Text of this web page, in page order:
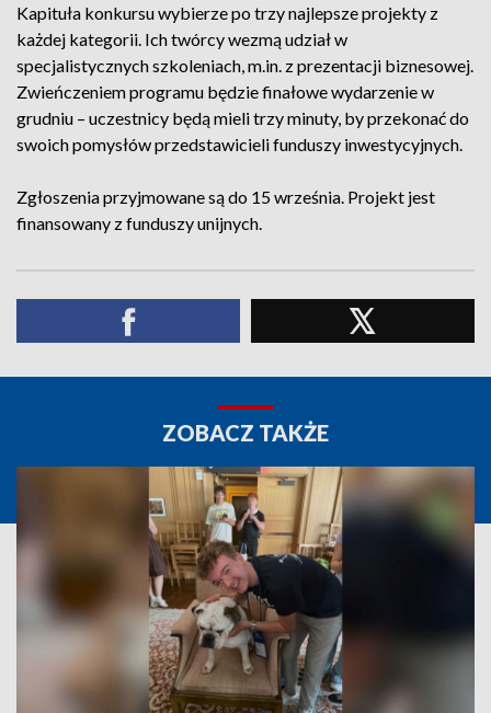
Kapituła konkursu wybierze po trzy najlepsze projekty z
każdej kategorii. Ich twórcy wezmą udział w
specjalistycznych szkoleniach, m.in. z prezentacji biznesowej.
Zwieńczeniem programu będzie finałowe wydarzenie w
grudniu – uczestnicy będą mieli trzy minuty, by przekonać do
swoich pomysłów przedstawicieli funduszy inwestycyjnych.
Zgłoszenia przyjmowane są do 15 września. Projekt jest
finansowany z funduszy unijnych.
ZOBACZ TAKŻE